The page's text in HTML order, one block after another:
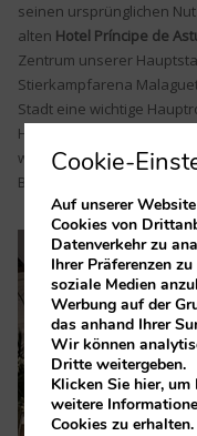
seinen ursprünglichen
alten Hotel Príncipe de
Zentrum unserer
Stierkampfarena
Stadt eine wichtige
Hotels von Málaga, zu
wurde, aber auch als
Bürgerkrieges und – in
Cookie-
Auf unserer
Cookies von
Datenverkehr zu
Ihrer Präferenzen
soziale Medien
Werbung auf der
das anhand Ihrer
Wir können
Dritte weitergeben.
Klicken Siehier, um
weitere
Cookies zu erhalten.